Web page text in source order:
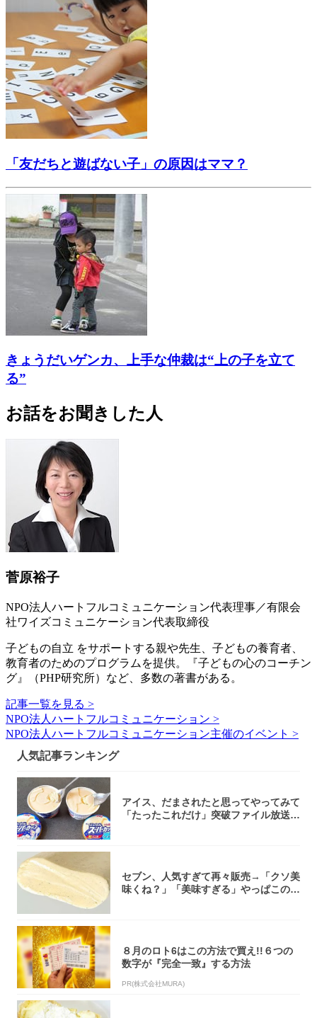
「友だちと遊ばない子」の原因はママ？
きょうだいゲンカ、上手な仲裁は“上の子を立て
る”
お話をお聞きした人
菅原裕子
NPO法人ハートフルコミュニケーション代表理事／有限会
社ワイズコミュニケーション代表取締役
子どもの自立 をサポートする親や先生、子どもの養育者、
教育者のためのプログラムを提供。『子どもの心のコーチン
グ』（PHP研究所）など、多数の著書がある。
記事一覧を見る >
NPO法人ハートフルコミュニケーション >
NPO法人ハートフルコミュニケーション主催のイベント >
人気記事ランキング
アイス、だまされたと思ってやってみて
「たったこれだけ」突破ファイル放送で
セブン、人気すぎて再々販売→「クソ美
味くね？」「美味すぎる」やっぱこのク
８月のロト6はこの方法で買え!!６つの
数字が『完全一致』する方法
PR(株式会社MURA)